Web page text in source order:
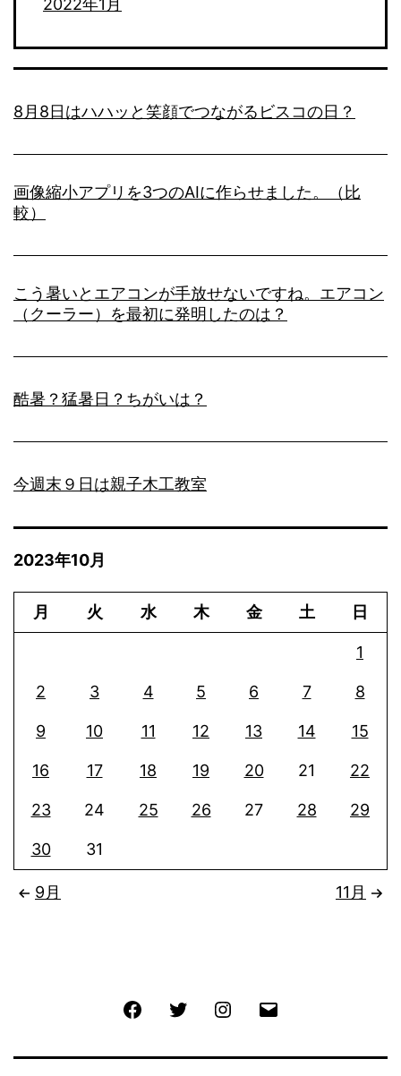
2022年1月
8月8日はハハッと笑顔でつながるビスコの日？
画像縮小アプリを3つのAIに作らせました。（比
較）
こう暑いとエアコンが手放せないですね。エアコン
（クーラー）を最初に発明したのは？
酷暑？猛暑日？ちがいは？
今週末９日は親子木工教室
2023年10月
月 火 水 木 金 土 日
1
2 3 4 5 6 7 8
9 10 11 12 13 14 15
16 17 18 19 20 21 22
23 24 25 26 27 28 29
30 31
9月 11月
FacebookTwitter Instagram